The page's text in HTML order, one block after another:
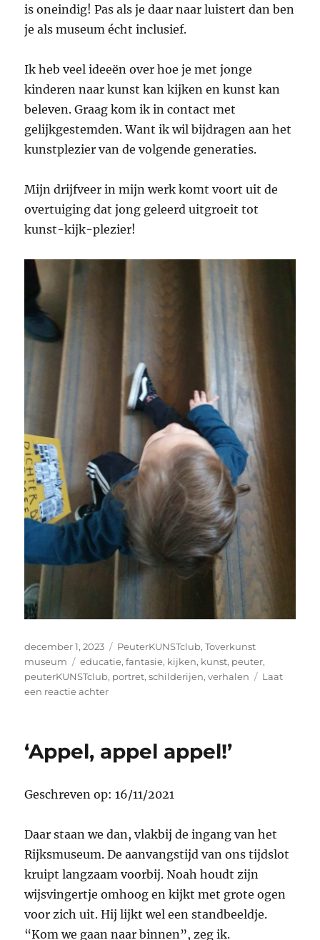
is oneindig! Pas als je daar naar luistert dan ben
je als museum écht inclusief.
Ik heb veel ideeën over hoe je met jonge
kinderen naar kunst kan kijken en kunst kan
beleven. Graag kom ik in contact met
gelijkgestemden. Want ik wil bijdragen aan het
kunstplezier van de volgende generaties.
Mijn drijfveer in mijn werk komt voort uit de
overtuiging dat jong geleerd uitgroeit tot
kunst-kijk-plezier!
Geplaatst
op
december 1, 2023 Categorieën
PeuterKUNSTclub,Toverkunst
museum
Tags
educatie,fantasie, kijken, kunst, peuter,
peuterKUNSTclub, portret,schilderijen,verhalen
Laat
een reactie achterop
voor
peuters’
‘Appel, appel appel!’
Geschreven op: 16/11/2021
Daar staan we dan, vlakbij de ingang van het
Rijksmuseum. De aanvangstijd van ons tijdslot
kruipt langzaam voorbij. Noah houdt zijn
wijsvingertje omhoog en kijkt met grote ogen
voor zich uit. Hij lijkt wel een standbeeldje.
“Kom we gaan naar binnen”, zeg ik.